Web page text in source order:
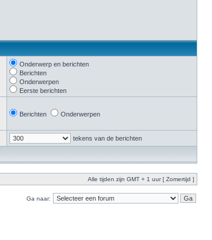
Onderwerp en berichten
Berichten
Onderwerpen
Eerste berichten
Berichten Onderwerpen
tekens van de berichten
Alle tijden zijn GMT + 1 uur [ Zomertijd ]
Ga naar: